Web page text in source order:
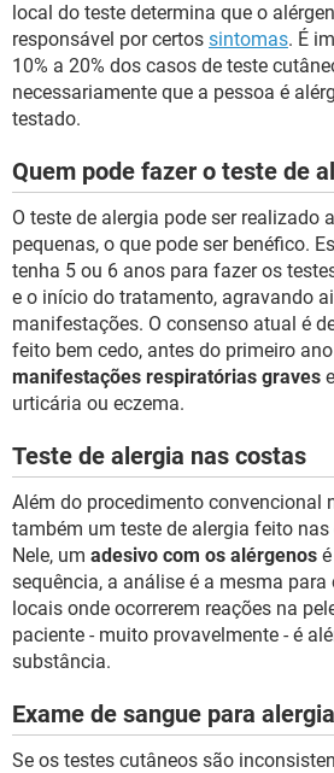
local do teste determina que o
responsável por certos sintomas. É
10% a 20% dos casos de teste
necessariamente que a pessoa é
testado.
Quem pode fazer o teste de
O teste de alergia pode ser realizado
pequenas, o que pode ser benéfico.
tenha 5 ou 6 anos para fazer os
e o início do tratamento, agravando
manifestações. O consenso atual é
feito bem cedo, antes do primeiro
manifestações respiratórias graves
urticária ou eczema.
Teste de alergia nas costas
Além do procedimento convencional
também um teste de alergia feito
Nele, um adesivo com os alérgenos
sequência, a análise é a mesma
locais onde ocorrerem reações na
paciente - muito provavelmente - é
substância.
Exame de sangue para alergia
Se os testes cutâneos são